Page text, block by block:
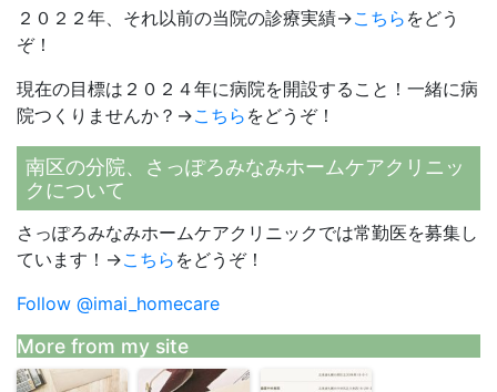
２０２２年、それ以前の当院の診療実績→こちら をどう
ぞ！
現在の目標は２０２４年に病院を開設すること！一緒に病
院つくりませんか？→こちら をどうぞ！
南区の分院、さっぽろみなみホームケアクリニッ
クについて
さっぽろみなみホームケアクリニックでは常勤医を募集し
ています！→こちら をどうぞ！
Follow @imai_homecare
More from my site